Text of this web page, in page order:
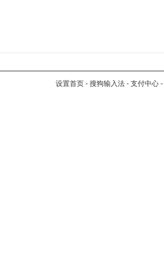
设置首页 - 搜狗输入法 - 支付中心 -